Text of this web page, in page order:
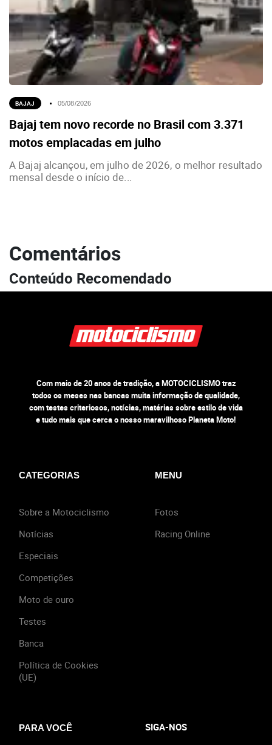
BAJAJ 05/08/2026
Bajaj tem novo recorde no Brasil com 3.371
motos emplacadas em julho
A Bajaj alcançou, em julho de 2026, o melhor resultado
mensal desde o início de...
Comentários
Conteúdo Recomendado
Com mais de 20 anos de tradição, a MOTOCICLISMO traz
todos os meses nas bancas muita informação de qualidade,
com testes criteriosos, notícias, matérias sobre estilo de vida
e tudo mais que cerca o nosso maravilhoso Planeta Moto!
CATEGORIAS
Sobre a Motociclismo
Notícias
Especiais
Competições
Moto de ouro
Testes
Banca
Política de Cookies
(UE)
MENU
Fotos
Racing Online
PARA VOCÊ SIGA-NOS